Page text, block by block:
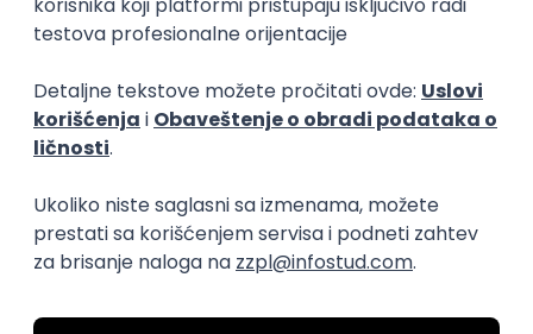
Muzički pedagog
obrazovanje, briga o deci
Profesor
obrazovanje,